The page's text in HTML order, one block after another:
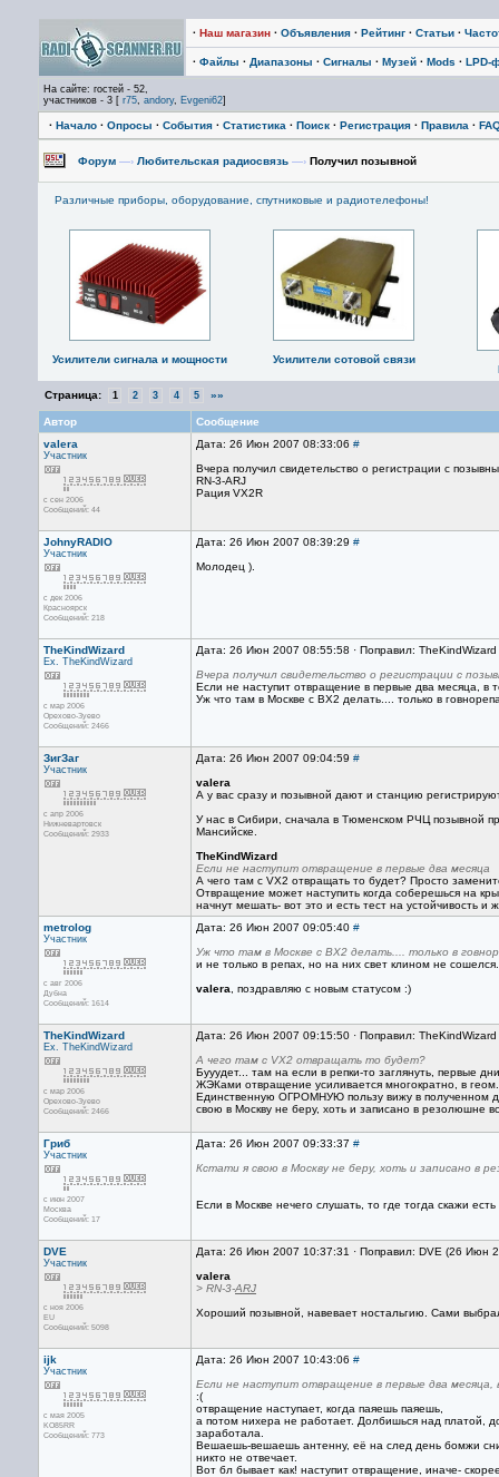
· Наш магазин · Объявления · Рейтинг · Статьи ·
· Файлы · Диапазоны · Сигналы · Музей · Mods · LPD-
На сайте: гостей - 52,
участников - 3 [ r75, andory, Evgeni62]
· Начало · Опросы · События · Статистика · Поиск · Регистрация · Правила ·
Форум —› Любительская радиосвязь —› Получил позывной
Различные приборы, оборудование, спутниковые и радиотелефоны!
Усилители сигнала и мощности
Усилители сотовой связи
Страница: 1 2 3 4 5 »»
Автор
Сообщение
valera
Участник
с сен 2006
Сообщений: 44
Дата: 26 Июн 2007 08:33:06 #
Вчера получил свидетельство о регистрации с
RN-3-ARJ
Рация VX2R
JohnyRADIO
Участник
с дек 2006
Красноярск
Сообщений: 218
Дата: 26 Июн 2007 08:39:29 #
Молодец ).
TheKindWizard
Ex. TheKindWizard
с мар 2006
Орехово-Зуево
Сообщений: 2466
Дата: 26 Июн 2007 08:55:58 · Поправил:
Вчера получил свидетельство о регистрации с
Если не наступит отвращение в первые два месяца, в
Уж что там в Москве с ВХ2 делать.... только в
ЗигЗаг
Участник
с апр 2006
Нижневартовск
Сообщений: 2933
Дата: 26 Июн 2007 09:04:59 #
valera
А у вас сразу и позывной дают и станцию
У нас в Сибири, сначала в Тюменском РЧЦ позывной
Мансийске.
TheKindWizard
Если не наступит отвращение в первые два месяца
А чего там с VX2 отвращать то будет? Просто
Отвращение может наступить когда соберешься на
начнут мешать- вот это и есть тест на устойчивость и
metrolog
Участник
с авг 2006
Дубна
Сообщений: 1614
Дата: 26 Июн 2007 09:05:40 #
Уж что там в Москве с ВХ2 делать.... только в
и не только в репах, но на них свет клином не сошелся.
valera , поздравляю с новым статусом :)
TheKindWizard
Ex. TheKindWizard
с мар 2006
Орехово-Зуево
Сообщений: 2466
Дата: 26 Июн 2007 09:15:50 · Поправил:
А чего там с VX2 отвращать то будет?
Бууудет... там на если в репки-то заглянуть, первые
ЖЭКами отвращение усиливается многократно, в
Единственную ОГРОМНУЮ пользу вижу в полученном
свою в Москву не беру, хоть и записано в резолюшне
Гриб
Участник
с июн 2007
Москва
Сообщений: 17
Дата: 26 Июн 2007 09:33:37 #
Кстати я свою в Москву не беру, хоть и записано в
Если в Москве нечего слушать, то где тогда скажи
DVE
Участник
с ноя 2006
EU
Сообщений: 5098
Дата: 26 Июн 2007 10:37:31 · Поправил: DVE (26 Июн
valera
> RN-3-ARJ
Хороший позывной, навевает ностальгию. Сами
ijk
Участник
с мая 2005
KO85RR
Сообщений: 773
Дата: 26 Июн 2007 10:43:06 #
Если не наступит отвращение в первые два месяца,
:(
отвращение наступает, когда паяешь паяешь,
а потом нихера не работает. Долбишься над платой,
заработала.
Вешаешь-вешаешь антенну, её на след день бомжи
никто не отвечает.
Вот бл бывает как! наступит отвращение, иначе-